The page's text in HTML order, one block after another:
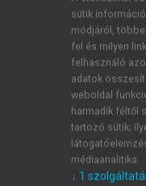
zárhatja ki, ha a
és a beleegyezés
Ugyancsak
és annyiban
személyében
individuális jogtárgy
felfogásban ismert
akarata ellenére
eredménytől függ.
sütik
módjáról,
fel és milyen
felhasználó
adatok
weboldal
harmadik féltől
tartozó sütik;
médiaanalitika.
↓ 1